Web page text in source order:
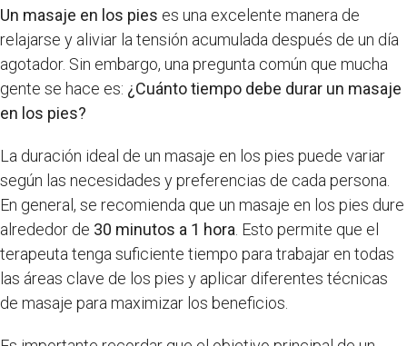
Un masaje en los pies es una excelente manera de
relajarse y aliviar la tensión acumulada después de un día
agotador. Sin embargo, una pregunta común que mucha
gente se hace es: ¿Cuánto tiempo debe durar un masaje
en los pies?
La duración ideal de un masaje en los pies puede variar
según las necesidades y preferencias de cada persona.
En general, se recomienda que un masaje en los pies dure
alrededor de 30 minutos a 1 hora . Esto permite que el
terapeuta tenga suficiente tiempo para trabajar en todas
las áreas clave de los pies y aplicar diferentes técnicas
de masaje para maximizar los beneficios.